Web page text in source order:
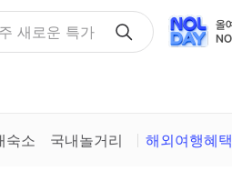
혜택
숙소 국내놀거리 해외여행혜택